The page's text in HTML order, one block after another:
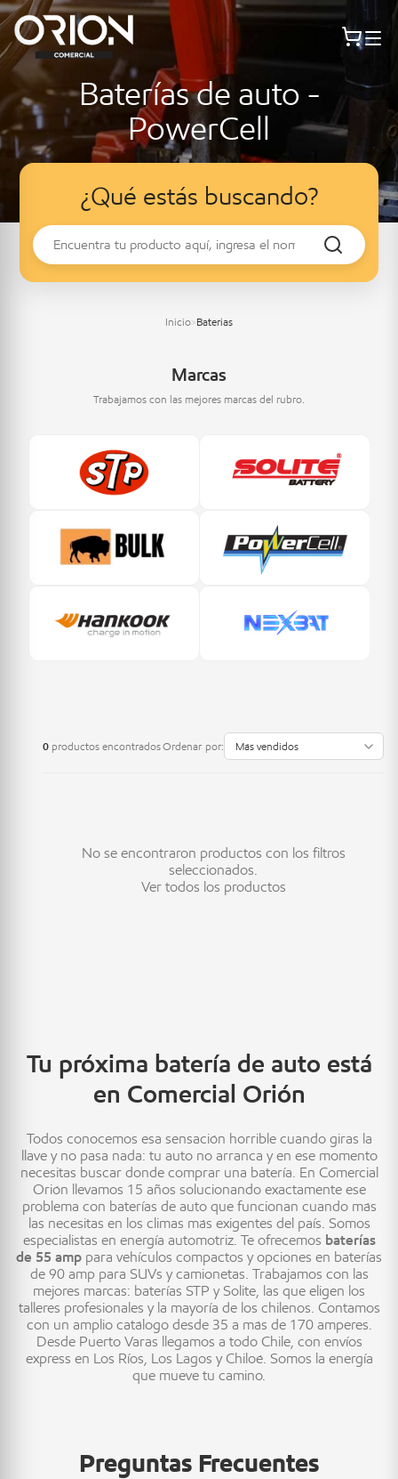
Baterías de auto -
PowerCell
¿Qué estás buscando?
Inicio>Baterias
Marcas
Trabajamos con las mejores marcas del rubro.
0 productos encontradosOrdenar por:
No se encontraron productos con los filtros
seleccionados.
Ver todos los productos
Tu próxima batería de auto está
en Comercial Orión
Todos conocemos esa sensación horrible cuando giras la
llave y no pasa nada: tu auto no arranca y en ese momento
necesitas buscar donde comprar una batería. En Comercial
Orión llevamos 15 años solucionando exactamente ese
problema con baterías de auto que funcionan cuando más
las necesitas en los climas más exigentes del país. Somos
especialistas en energía automotriz. Te ofrecemos baterías
de 55 amp para vehículos compactos y opciones en baterías
de 90 amp para SUVs y camionetas. Trabajamos con las
mejores marcas: baterías STP y Solite, las que eligen los
talleres profesionales y la mayoría de los chilenos. Contamos
con un amplio catálogo desde 35 a más de 170 amperes.
Desde Puerto Varas llegamos a todo Chile, con envíos
express en Los Ríos, Los Lagos y Chiloé. Somos la energía
que mueve tu camino.
Preguntas Frecuentes